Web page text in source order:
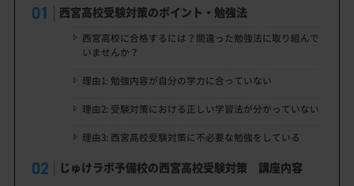
西宮高校受験対策のポイント・勉強法
西宮高校に合格するには？間違った勉強法に取り組んで
いませんか？
理由1: 勉強内容が自分の学力に合っていない
理由2: 受験対策における正しい学習法が分かっていない
理由3: 西宮高校受験対策に不必要な勉強をしている
じゅけラボ予備校の西宮高校受験対策 講座内容